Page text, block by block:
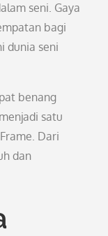
seni. Gaya
bagi
dunia seni
benang
satu
Dari
dan